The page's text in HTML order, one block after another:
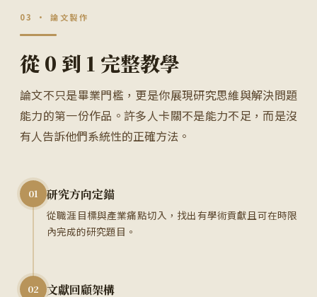
03 · 論文製作
從 0 到 1 完整教學
論文不只是畢業門檻，更是你展現研究思維與解決問題
能力的第一份作品。許多人卡關不是能力不足，而是沒
有人告訴他們系統性的正確方法。
01 研究方向定錨
從職涯目標與產業痛點切入，找出有學術貢獻且可在時限
內完成的研究題目。
02 文獻回顧架構